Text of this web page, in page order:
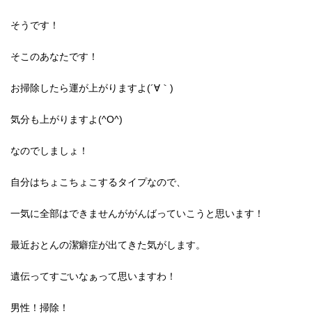
そうです！
そこのあなたです！
お掃除したら運が上がりますよ(´∀｀)
気分も上がりますよ(^O^)
なのでしましょ！
自分はちょこちょこするタイプなので、
一気に全部はできませんががんばっていこうと思います！
最近おとんの潔癖症が出てきた気がします。
遺伝ってすごいなぁって思いますわ！
男性！掃除！